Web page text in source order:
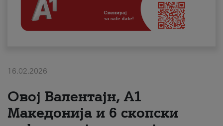
Надополни кредит
Плати сметка
#ПодобарОнлајн
16.02.2026
Овој Валентајн, A1
Македонија и 6 скопски